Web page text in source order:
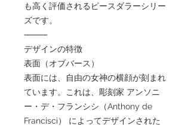
も高く評価されるピースダラーシリー
ズです。
⸻
デザインの特徴
表面（オブバース）
表面には、自由の女神の横顔が刻まれ
ています。これは、彫刻家 アンソニ
ー・デ・フランシシ（Anthony de
Francisci） によってデザインされた